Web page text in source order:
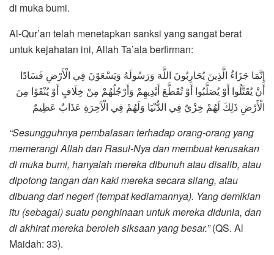
di muka bumi.
Al-Qur’an telah menetapkan sanksi yang sangat berat
untuk kejahatan ini, Allah Ta’ala berfirman:
إِنَّمَا جَزَاءُ الَّذِينَ يُحَارِبُونَ اللَّهَ وَرَسُولَهُ وَيَسْعَوْنَ فِي الْأَرْضِ فَسَادًا
أَنْ يُقَتَّلُوا أَوْ يُصَلَّبُوا أَوْ تُقَطَّعَ أَيْدِيهِمْ وَأَرْجُلُهُمْ مِنْ خِلَافٍ أَوْ يُنْفَوْا مِنَ
الْأَرْضِ ذَلِكَ لَهُمْ خِزْيٌ فِي الدُّنْيَا وَلَهُمْ فِي الْآَخِرَةِ عَذَابٌ عَظِيمٌ
“Sesungguhnya pembalasan terhadap orang-orang yang
memerangi Allah dan Rasul-Nya dan membuat kerusakan
di muka bumi, hanyalah mereka dibunuh atau disalib, atau
dipotong tangan dan kaki mereka secara silang, atau
dibuang dari negeri (tempat kediamannya). Yang demikian
itu (sebagai) suatu penghinaan untuk mereka didunia, dan
di akhirat mereka beroleh siksaan yang besar.”(QS. Al
Maidah: 33).